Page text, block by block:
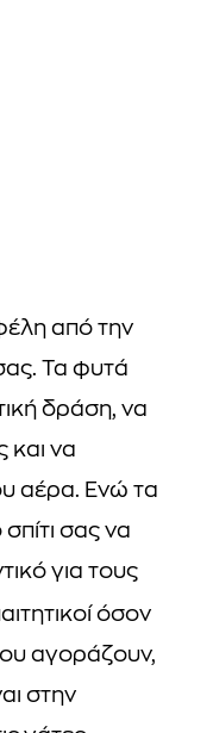
από την
Τα φυτά
δράση, να
και να
αέρα. Ενώ τα
σας να
για τους
όσον
αγοράζουν,
στην